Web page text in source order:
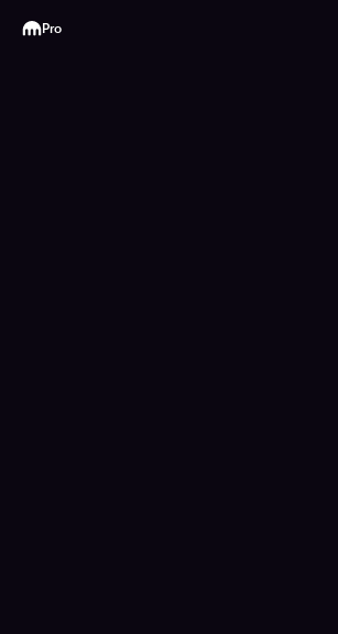
Kraken
Pro